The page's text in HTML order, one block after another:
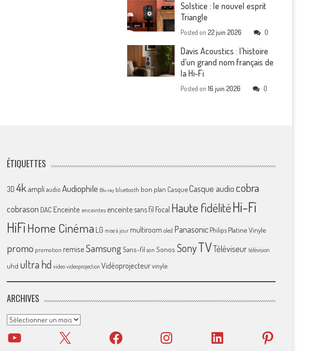
Solstice : le nouvel esprit
Triangle
Posted on22 juin 2026 0
Davis Acoustics : l’histoire
d’un grand nom français de
la Hi-Fi
Posted on16 juin 2026 0
ÉTIQUETTES
3D 4k ampliaudio Audiophile Blu-ray bluetooth bon plan CasqueCasque audio cobra
cobrason DAC Enceinte enceintes enceinte sans fil Focal Haute fidélitéHi-Fi
HiFiHome Cinéma LG mise à jour multiroom oled Panasonic Philips Platine Vinyle
promo promotion remiseSamsungSans-fil son Sonos SonyTVTéléviseur télévision
uhd ultra hd video videoprojection Vidéoprojecteurvinyle
ARCHIVES
Archives
YouTube X Facebook Instagram LinkedIn Pinterest